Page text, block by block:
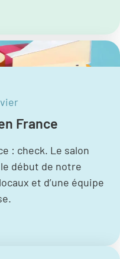
France
: check. Le salon
début de notre
et d’une équipe